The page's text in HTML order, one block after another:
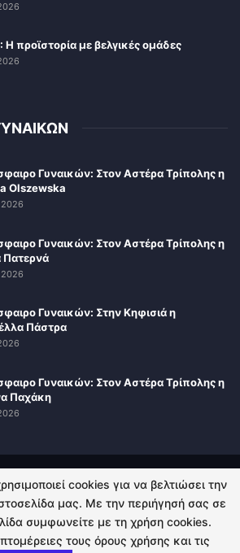
προϊστορία με βελγικές ομάδες
Γυναικών: Στον Αστέρα Τρίπολης η
Olszewska
2026
Γυναικών: Στον Αστέρα Τρίπολης η
Πατερνά
2026
Γυναικών: Στην Κηφισιά η
Πάστρα
Γυναικών: Στον Αστέρα Τρίπολης η
Παχάκη
ΑΠΟΡΡΗΤΟΥ ΕΠΙΚΟΙΝΩΝΙΑ
All Rights Reserved.
cookies για να βελτιώσει την
μας. Με την περιήγησή σας σε
συμφωνείτε με τη χρήση cookies.
τους όρους χρήσης και τις